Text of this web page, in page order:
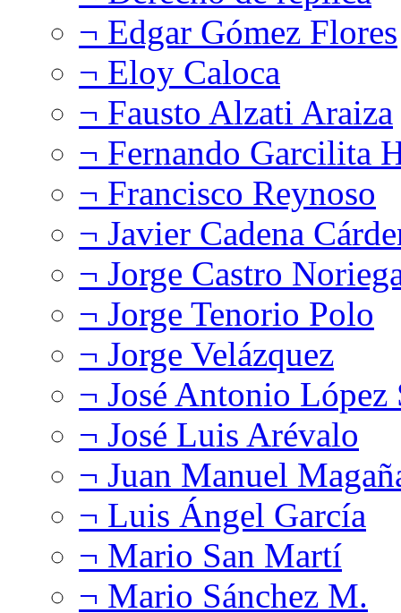
¬ Edgar Gómez Flores
¬ Eloy Caloca
¬ Fausto Alzati Araiza
¬ Fernando Garcilita
¬ Francisco Reynoso
¬ Javier Cadena
¬ Jorge Castro
¬ Jorge Tenorio Polo
¬ Jorge Velázquez
¬ José Antonio López
¬ José Luis Arévalo
¬ Juan Manuel
¬ Luis Ángel García
¬ Mario San Martí
¬ Mario Sánchez M.